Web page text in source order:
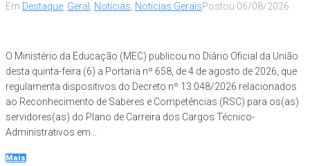
Em Destaque, Geral , Notícias, Notícias GeraisPostou 06/08/2026
O Ministério da Educação (MEC) publicou no Diário Oficial da União
desta quinta-feira (6) a Portaria nº 658, de 4 de agosto de 2026, que
regulamenta dispositivos do Decreto nº 13.048/2026 relacionados
ao Reconhecimento de Saberes e Competências (RSC) para os(as)
servidores(as) do Plano de Carreira dos Cargos Técnico-
Administrativos em...
Mais